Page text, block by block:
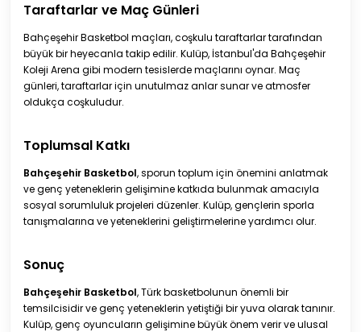
Taraftarlar ve Maç Günleri
Bahçeşehir Basketbol maçları, coşkulu taraftarlar tarafından
büyük bir heyecanla takip edilir. Kulüp, İstanbul'da Bahçeşehir
Koleji Arena gibi modern tesislerde maçlarını oynar. Maç
günleri, taraftarlar için unutulmaz anlar sunar ve atmosfer
oldukça coşkuludur.
Toplumsal Katkı
Bahçeşehir Basketbol, sporun toplum için önemini anlatmak
ve genç yeteneklerin gelişimine katkıda bulunmak amacıyla
sosyal sorumluluk projeleri düzenler. Kulüp, gençlerin sporla
tanışmalarına ve yeteneklerini geliştirmelerine yardımcı olur.
Sonuç
Bahçeşehir Basketbol, Türk basketbolunun önemli bir
temsilcisidir ve genç yeteneklerin yetiştiği bir yuva olarak tanınır.
Kulüp, genç oyuncuların gelişimine büyük önem verir ve ulusal